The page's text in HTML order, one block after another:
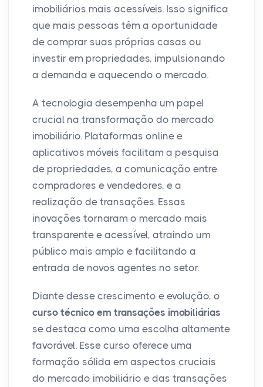
imobiliários mais acessíveis. Isso significa
que mais pessoas têm a oportunidade
de comprar suas próprias casas ou
investir em propriedades, impulsionando
a demanda e aquecendo o mercado.
A tecnologia desempenha um papel
crucial na transformação do mercado
imobiliário. Plataformas online e
aplicativos móveis facilitam a pesquisa
de propriedades, a comunicação entre
compradores e vendedores, e a
realização de transações. Essas
inovações tornaram o mercado mais
transparente e acessível, atraindo um
público mais amplo e facilitando a
entrada de novos agentes no setor.
Diante desse crescimento e evolução, o
curso técnico em transações imobiliárias
se destaca como uma escolha altamente
favorável. Esse curso oferece uma
formação sólida em aspectos cruciais
do mercado imobiliário e das transações